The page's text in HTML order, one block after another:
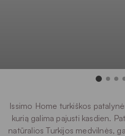
Issimo Home turkiškos
kurią galima pajusti kasdien.
natūralios Turkijos medvilnės,